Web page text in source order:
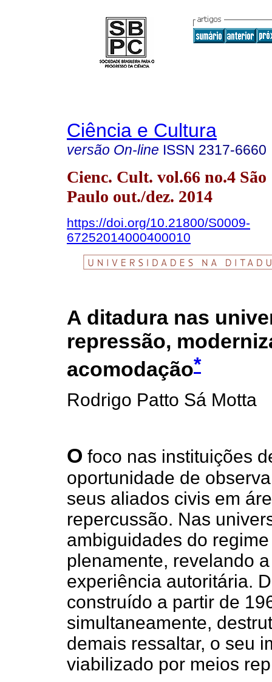
Ciência e Cultura
versão On-line ISSN 2317-6660
Cienc. Cult. vol.66 no.4 São
Paulo out./dez. 2014
https://doi.org/10.21800/S0009-
67252014000400010
A ditadura nas
repressão,
acomodação*
Rodrigo Patto Sá Motta
O foco nas instituições
oportunidade de
seus aliados civis em
repercussão. Nas
ambiguidades do
plenamente, revelando
experiência autoritária.
construído a partir de
simultaneamente,
demais ressaltar, o seu
viabilizado por meios